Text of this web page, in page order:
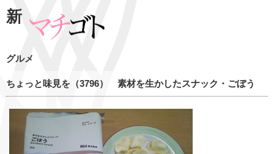
新
グルメ
ちょっと味見を（3796） 素材を生かしたスナック・ごぼう